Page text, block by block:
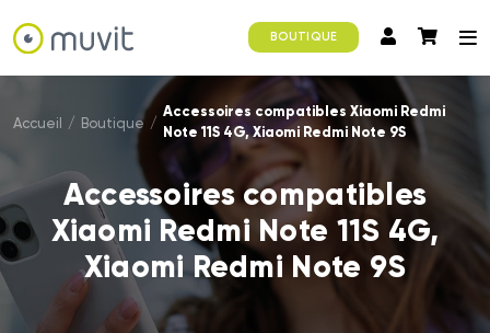
BOUTIQUE
Accueil / Boutique /
Accessoires compatibles Xiaomi Redmi
Note 11S 4G, Xiaomi Redmi Note 9S
Accessoires compatibles
Xiaomi Redmi Note 11S 4G,
Xiaomi Redmi Note 9S